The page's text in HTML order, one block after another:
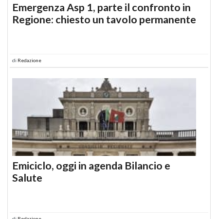
Emergenza Asp 1, parte il confronto in
Regione: chiesto un tavolo permanente
di Redazione
Emiciclo, oggi in agenda Bilancio e
Salute